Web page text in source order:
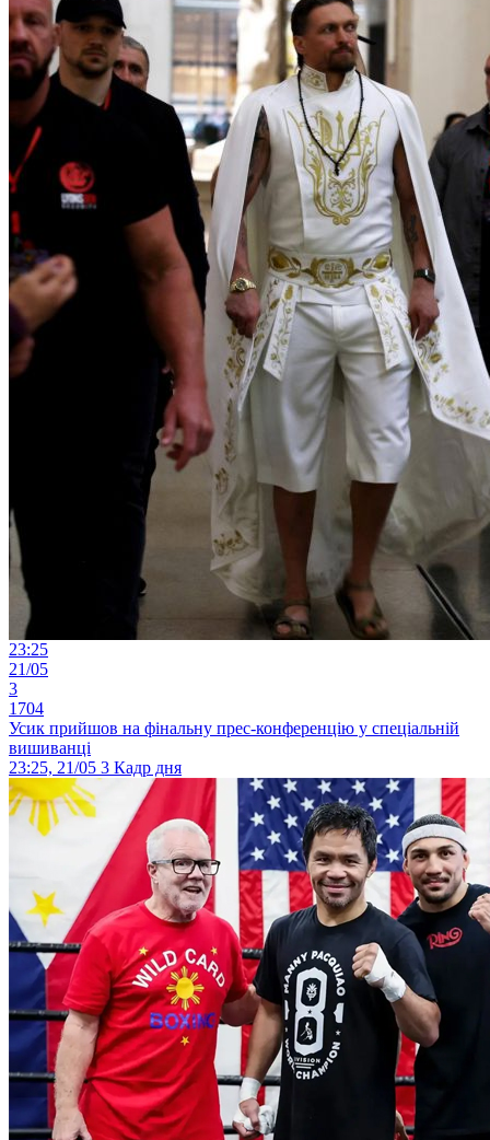
23:25
21/05
3
1704
Усик прийшов на фінальну прес-конференцію у спеціальній
вишиванці
23:25, 21/05 3 Кадр дня